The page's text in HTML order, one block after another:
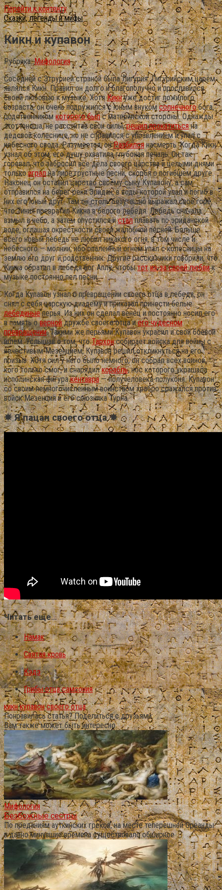
Перейти к контенту
Сказки, легенды и мифы
Кикн и купавон
Рубрика: Мифология
Соседней с Этрурией страной была Лигурия. Лигурийским царем
являлся Кикн. Правил он долго и благополучно и прославился
своей любовью к музыке. ХотяКикнуже достиг пожилого
возраста, он очень подружился с юным внукомсолнечногобога,
родственникомкоторого былс материнской стороны. Однажды
этот юноша, не рассчитав свои силы,решил прокатитьсяна
дедовой колеснице, но не справился с управлением и упал с
небесного свода. Разумеется, онРазбилсянасмерть. Когда Кикн
узнал об этом, его душу охватила глубокая печаль.Он так
горевал, что забросил все дела своего царства и целыми днями
толькоигрална лире грустные песни, скорбя о погибшем друге.
Наконец он оставил царство своему сыну Купавону, а сам
отправился на берег реки Эридан, в воды которой упал и погиб в
них его юный друг. Там он столь безутешно выражал свое горе,
что Тиния превратил Кикна в белого лебедя. Лебедь сначала
взмыл в небо, а затем опустился исталплавать по эриданской
воде, оглашая окрестности своей жалобной песней. Больше
всего новый лебедь не любил никакого огня, в том числе и
небесного — молнии, ибо опаленный огнем упал с колесницы на
землю его друг и родственник. Другие рассказчики говорили, что
Кикна обратил в лебедя бог Аплу, чтобытот из-за своей любвик
музыке постоянно пел песни.
Когда Купавон узнал о превращении своего отца в лебедя, он
снял с себя царскую диадему и приказал принести белые
лебединыеперья. Из них он сделал венец и постоянно носил его
в память овернойдружбе своего отца иего чудесном
превращении. Такими же перьями Купавон украсил и свой боевой
шлем. Услышав о том, чтоТархонсобирает войска для войны с
нечестивым Мезенцием, Купавон решил откликнуться на его
призыв. Хотя сил у него было немного, он собрал всех воинов,
кого только смог, и снарядилкорабль, нос которого украшала
исполинская фигуракентавра— получеловека-полуконя. Купавон
со своим немногочисленным воинством храбро сражался против
войск Мезенция и его союзника Турна.
✵ Я пацан своего отца ✵
Читать еще…
Намак
Святая кровь
Кэдэ
Грибы отца самсония
кикн купавон своего отца
Понравилась статья? Поделиться с друзьями:
Вам также может быть интересно
Мифология
Безбожные сестры
По преданиям ауткинских греков, на месте теперешней Ореанды
в давно минувшие времена существовало обширное